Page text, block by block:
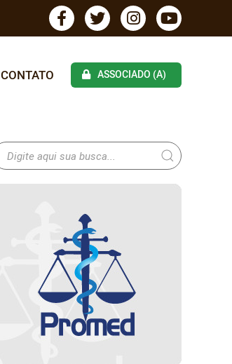
CONTATO ASSOCIADO (A)